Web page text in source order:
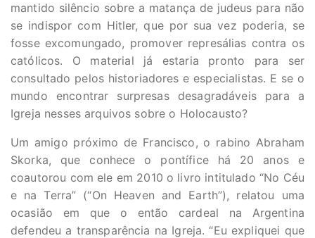
mantido silêncio sobre a matança de judeus para não
se indispor com Hitler, que por sua vez poderia, se
fosse excomungado, promover represálias contra os
católicos. O material já estaria pronto para ser
consultado pelos historiadores e especialistas. E se o
mundo encontrar surpresas desagradáveis para a
Igreja nesses arquivos sobre o Holocausto?
Um amigo próximo de Francisco, o rabino Abraham
Skorka, que conhece o pontífice há 20 anos e
coautorou com ele em 2010 o livro intitulado “No Céu
e na Terra” (“On Heaven and Earth”), relatou uma
ocasião em que o então cardeal na Argentina
defendeu a transparência na Igreja. “Eu expliquei que